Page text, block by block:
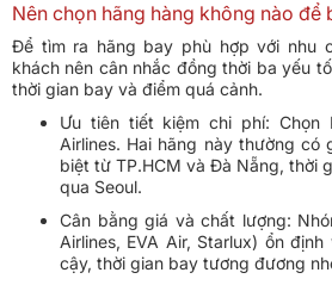
Nên chọn hãng hàng không nào để
Để tìm ra hãng bay phù hợp với nhu
khách nên cân nhắc đồng thời ba yếu
thời gian bay và điểm quá cảnh.
Ưu tiên tiết kiệm chi phí: Chọn
Airlines. Hai hãng này thường có
biệt từ TP.HCM và Đà Nẵng, thời
qua Seoul.
Cân bằng giá và chất lượng:
Airlines, EVA Air, Starlux) ổn
cậy, thời gian bay tương đương